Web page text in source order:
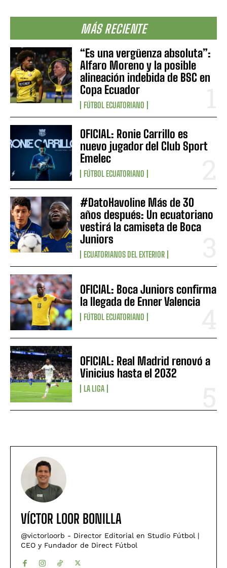
MÁS RECIENTE
“Es una vergüenza absoluta”:
Alfaro Moreno y la posible
alineación indebida de BSC en
Copa Ecuador
FÚTBOL ECUATORIANO
OFICIAL: Ronie Carrillo es
nuevo jugador del Club Sport
Emelec
FÚTBOL ECUATORIANO
#DatoHavoline Más de 30
años después: Un ecuatoriano
vestirá la camiseta de Boca
Juniors
ECUATORIANOS DEL EXTERIOR
OFICIAL: Boca Juniors confirma
la llegada de Enner Valencia
FÚTBOL ECUATORIANO
OFICIAL: Real Madrid renovó a
Vinicius hasta el 2032
LA LIGA
VÍCTOR LOOR BONILLA
@victorloorb - Director Editorial en Studio Fútbol |
CEO y Fundador de Direct Fútbol